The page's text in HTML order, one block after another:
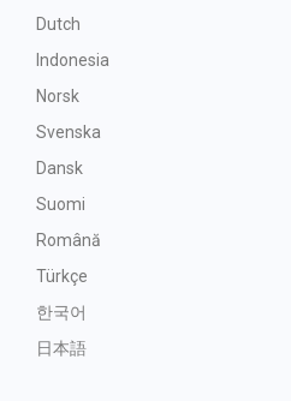
Dutch
Indonesia
Norsk
Svenska
Dansk
Suomi
Română
Türkçe
한국어
日本語